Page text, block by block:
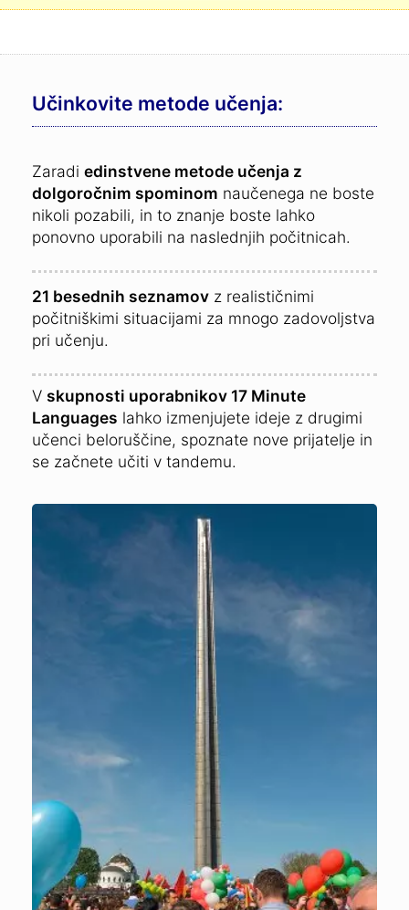
Učinkovite metode učenja:
Zaradi edinstvene metode učenja z
dolgoročnim spominom naučenega ne boste
nikoli pozabili, in to znanje boste lahko
ponovno uporabili na naslednjih počitnicah.
21 besednih seznamov z realističnimi
počitniškimi situacijami za mnogo zadovoljstva
pri učenju.
V skupnosti uporabnikov 17 Minute
Languages lahko izmenjujete ideje z drugimi
učenci beloruščine, spoznate nove prijatelje in
se začnete učiti v tandemu.